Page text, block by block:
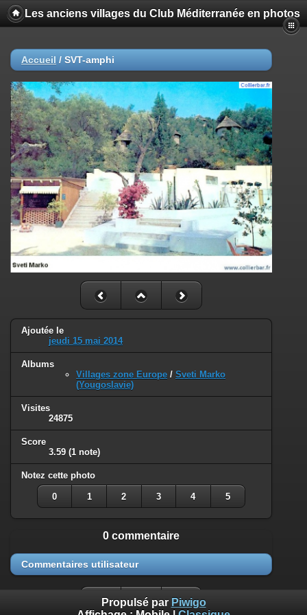
Les anciens villages du Club Méditerranée en photos
Accueil / SVT-amphi
Ajoutée le
jeudi 15 mai 2014
Albums
Villages zone Europe / Sveti Marko
(Yougoslavie)
Visites
24875
Score
3.59 (1 note)
Notez cette photo
0 1 2 3 4 5
0 commentaire
Commentaires utilisateur
Propulsé par Piwigo